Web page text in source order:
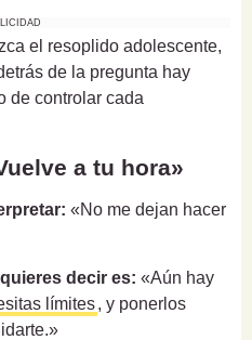
el resoplido adolescente,
de la pregunta hay
de controlar cada
a tu hora»
«No me dejan hacer
decir es: «Aún hay
límites, y ponerlos